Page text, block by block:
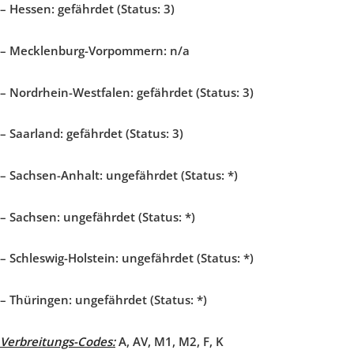
– Hessen: gefährdet (Status: 3)
– Mecklenburg-Vorpommern: n/a
– Nordrhein-Westfalen: gefährdet (Status: 3)
– Saarland: gefährdet (Status: 3)
– Sachsen-Anhalt: ungefährdet (Status: *)
– Sachsen: ungefährdet (Status: *)
– Schleswig-Holstein: ungefährdet (Status: *)
– Thüringen: ungefährdet (Status: *)
Verbreitungs-Codes:A, AV, M1, M2, F, K